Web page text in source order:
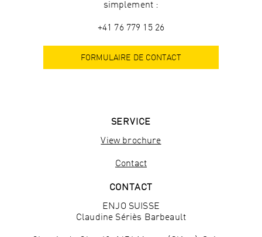
simplement :
+41 76 779 15 26
FORMULAIRE DE CONTACT
SERVICE
View brochure
Contact
CONTACT
ENJO SUISSE
Claudine Sériès Barbeault